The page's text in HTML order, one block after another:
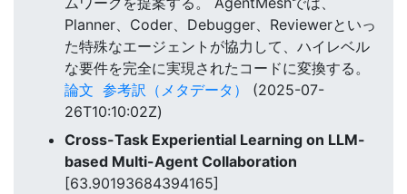
Planner、Coder、Debugger、Reviewerといっ
た特殊なエージェントが協力して、ハイレベル
な要件を完全に実現されたコードに変換する。
論文 参考訳（メタデータ）
(2025-07-
26T10:10:02Z)
Cross-Task Experiential Learning on LLM-
based Multi-Agent Collaboration
[63.90193684394165]